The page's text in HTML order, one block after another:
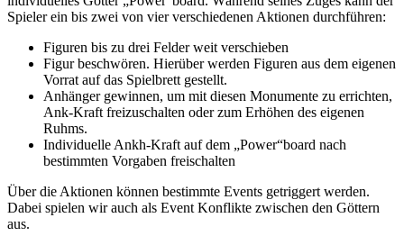
Spieler ein bis zwei von vier verschiedenen Aktionen durchführen:
Figuren bis zu drei Felder weit verschieben
Figur beschwören. Hierüber werden Figuren aus dem eigenen
Vorrat auf das Spielbrett gestellt.
Anhänger gewinnen, um mit diesen Monumente zu errichten,
Ank-Kraft freizuschalten oder zum Erhöhen des eigenen
Ruhms.
Individuelle Ankh-Kraft auf dem „Power“board nach
bestimmten Vorgaben freischalten
Über die Aktionen können bestimmte Events getriggert werden.
Dabei spielen wir auch als Event Konflikte zwischen den Göttern
aus.